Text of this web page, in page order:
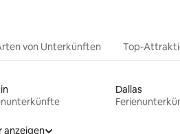
von Unterkünften Top-
Dallas
anzeigen